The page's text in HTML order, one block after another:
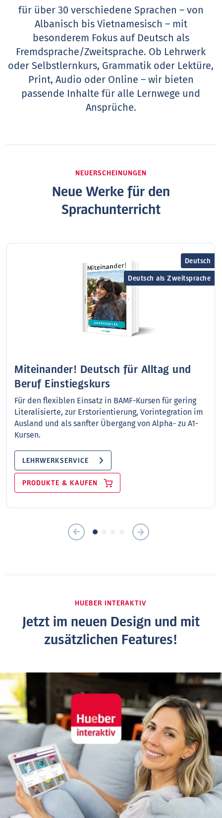
für über 30 verschiedene Sprachen – von
Albanisch bis Vietnamesisch – mit
besonderem Fokus auf Deutsch als
Fremdsprache/Zweitsprache. Ob Lehrwerk
oder Selbstlernkurs, Grammatik oder Lektüre,
Print, Audio oder Online – wir bieten
passende Inhalte für alle Lernwege und
Ansprüche.
NEUERSCHEINUNGEN
Neue Werke für den
Sprachunterricht
Deutsch
Deutsch als Zweitsprache
Miteinander! Deutsch für Alltag und
Beruf Einstiegskurs
Für den flexiblen Einsatz in BAMF-Kursen für gering
Literalisierte, zur Erstorientierung, Vorintegration im
Ausland und als sanfter Übergang von Alpha- zu A1-
Kursen.
LEHRWERKSERVICE
PRODUKTE & KAUFEN
HUEBER INTERAKTIV
Jetzt im neuen Design und mit
zusätzlichen Features!